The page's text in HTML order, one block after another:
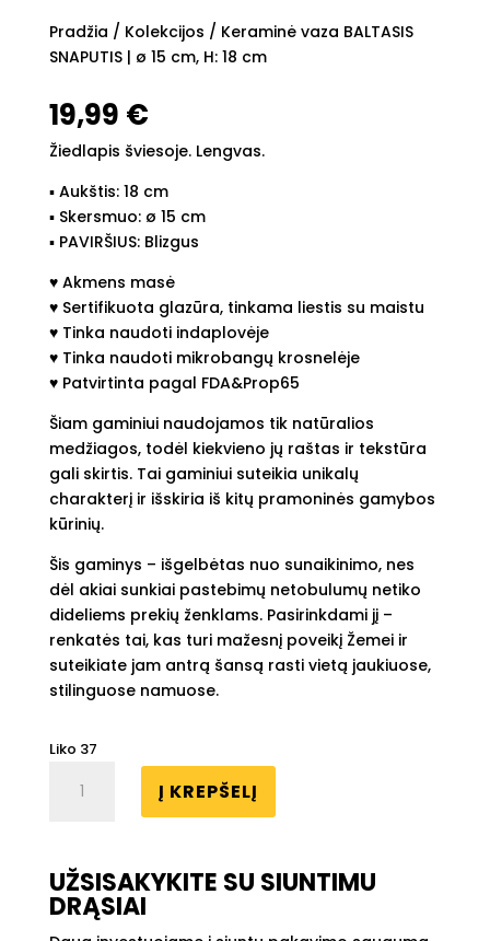
Pradžia / Kolekcijos / Keraminė vaza BALTASIS
SNAPUTIS | ø 15 cm, H: 18 cm
19,99 €
Žiedlapis šviesoje. Lengvas.
▪︎ Aukštis: 18 cm
▪︎ Skersmuo: ø 15 cm
▪︎ PAVIRŠIUS: Blizgus
♥︎ Akmens masė
♥︎ Sertifikuota glazūra, tinkama liestis su maistu
♥︎ Tinka naudoti indaplovėje
♥︎ Tinka naudoti mikrobangų krosnelėje
♥︎ Patvirtinta pagal FDA&Prop65
Šiam gaminiui naudojamos tik natūralios
medžiagos, todėl kiekvieno jų raštas ir tekstūra
gali skirtis. Tai gaminiui suteikia unikalų
charakterį ir išskiria iš kitų pramoninės gamybos
kūrinių.
Šis gaminys – išgelbėtas nuo sunaikinimo, nes
dėl akiai sunkiai pastebimų netobulumų netiko
dideliems prekių ženklams. Pasirinkdami jį –
renkatės tai, kas turi mažesnį poveikį Žemei ir
suteikiate jam antrą šansą rasti vietą jaukiuose,
stilinguose namuose.
Liko 37
kiekis:
BALTASIS
SNAPUTIS
Į KREPŠELĮ
UŽSISAKYKITE SU SIUNTIMU
DRĄSIAI